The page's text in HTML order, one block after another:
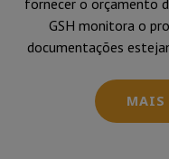
fornecer o orçamento
GSH monitora o
documentações
MAIS